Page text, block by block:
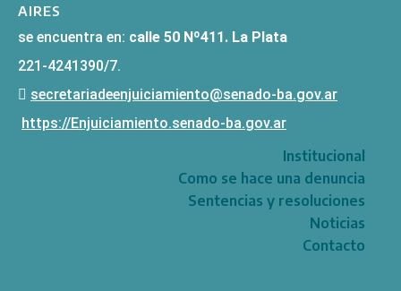
AIRES
se encuentra en: calle 50 Nº411. La Plata
221-4241390/7.
secretariadeenjuiciamiento@senado-ba.gov.ar
https://Enjuiciamiento.senado-ba.gov.ar
Institucional
Como se hace una denuncia
Sentencias y resoluciones
Noticias
Contacto